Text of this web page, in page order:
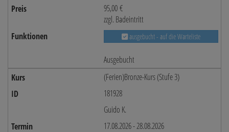
95,00 €
zzgl. Badeintritt
ausgebucht - auf die Warteliste
Ausgebucht
(Ferien)Bronze-Kurs (Stufe 3)
181928
Guido K.
17.08.2026 - 28.08.2026